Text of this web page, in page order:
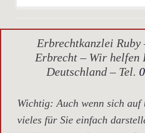
Erbrechtkanzlei
Erbrecht – Wir helfen
Deutschland – Tel.
Wichtig: Auch wenn sich auf
vieles für Sie einfach